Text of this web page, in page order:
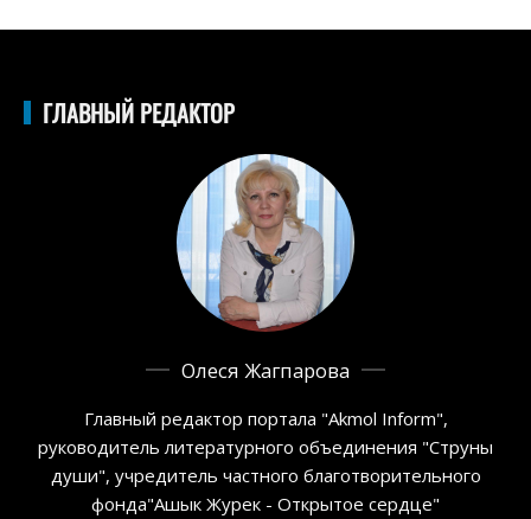
ГЛАВНЫЙ РЕДАКТОР
Олеся Жагпарова
Главный редактор портала "Akmol Inform",
руководитель литературного объединения "Струны
души", учредитель частного благотворительного
фонда"Ашык Журек - Открытое сердце"